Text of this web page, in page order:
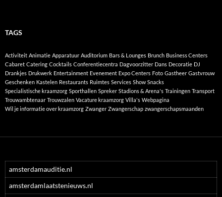
TAGS
Activiteit Animatie Apparatuur Auditorium Bars & Lounges Brunch Business Centers
Cabaret Catering Cocktails Conferentiecentra Dagvoorzitter Dans Decoratie DJ
Drankjes Drukwerk Entertainment Evenement Expo Centers Foto Gastheer Gastvrouw
Geschenken Kastelen Restaurants Ruimtes Services Show Snacks
Specialistische kraamzorg Sporthallen Spreker Stadions & Arena's Trainingen Transport
Trouwambtenaar Trouwzalen Vacature kraamzorg Villa's Webpagina
Wil je informatie over kraamzorg Zwanger Zwangerschap zwangerschapsmaanden
amsterdamauditie.nl
amsterdamlaatstenieuws.nl